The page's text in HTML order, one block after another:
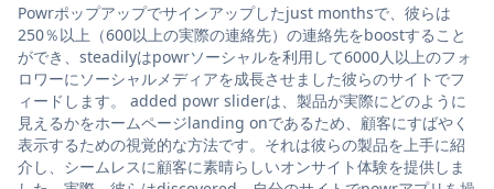
Powrポップアップでサインアップしたjust monthsで、彼らは
250％以上（600以上の実際の連絡先）の連絡先をboostすること
ができ、steadilyはpowrソーシャルを利用して6000人以上のフォ
ロワーにソーシャルメディアを成長させました彼らのサイトでフ
ィードします。 added powr sliderは、製品が実際にどのように
見えるかをホームページlanding onであるため、顧客にすばやく
表示するための視覚的な方法です。それは彼らの製品を上手に紹
介し、シームレスに顧客に素晴らしいオンサイト体験を提供しま